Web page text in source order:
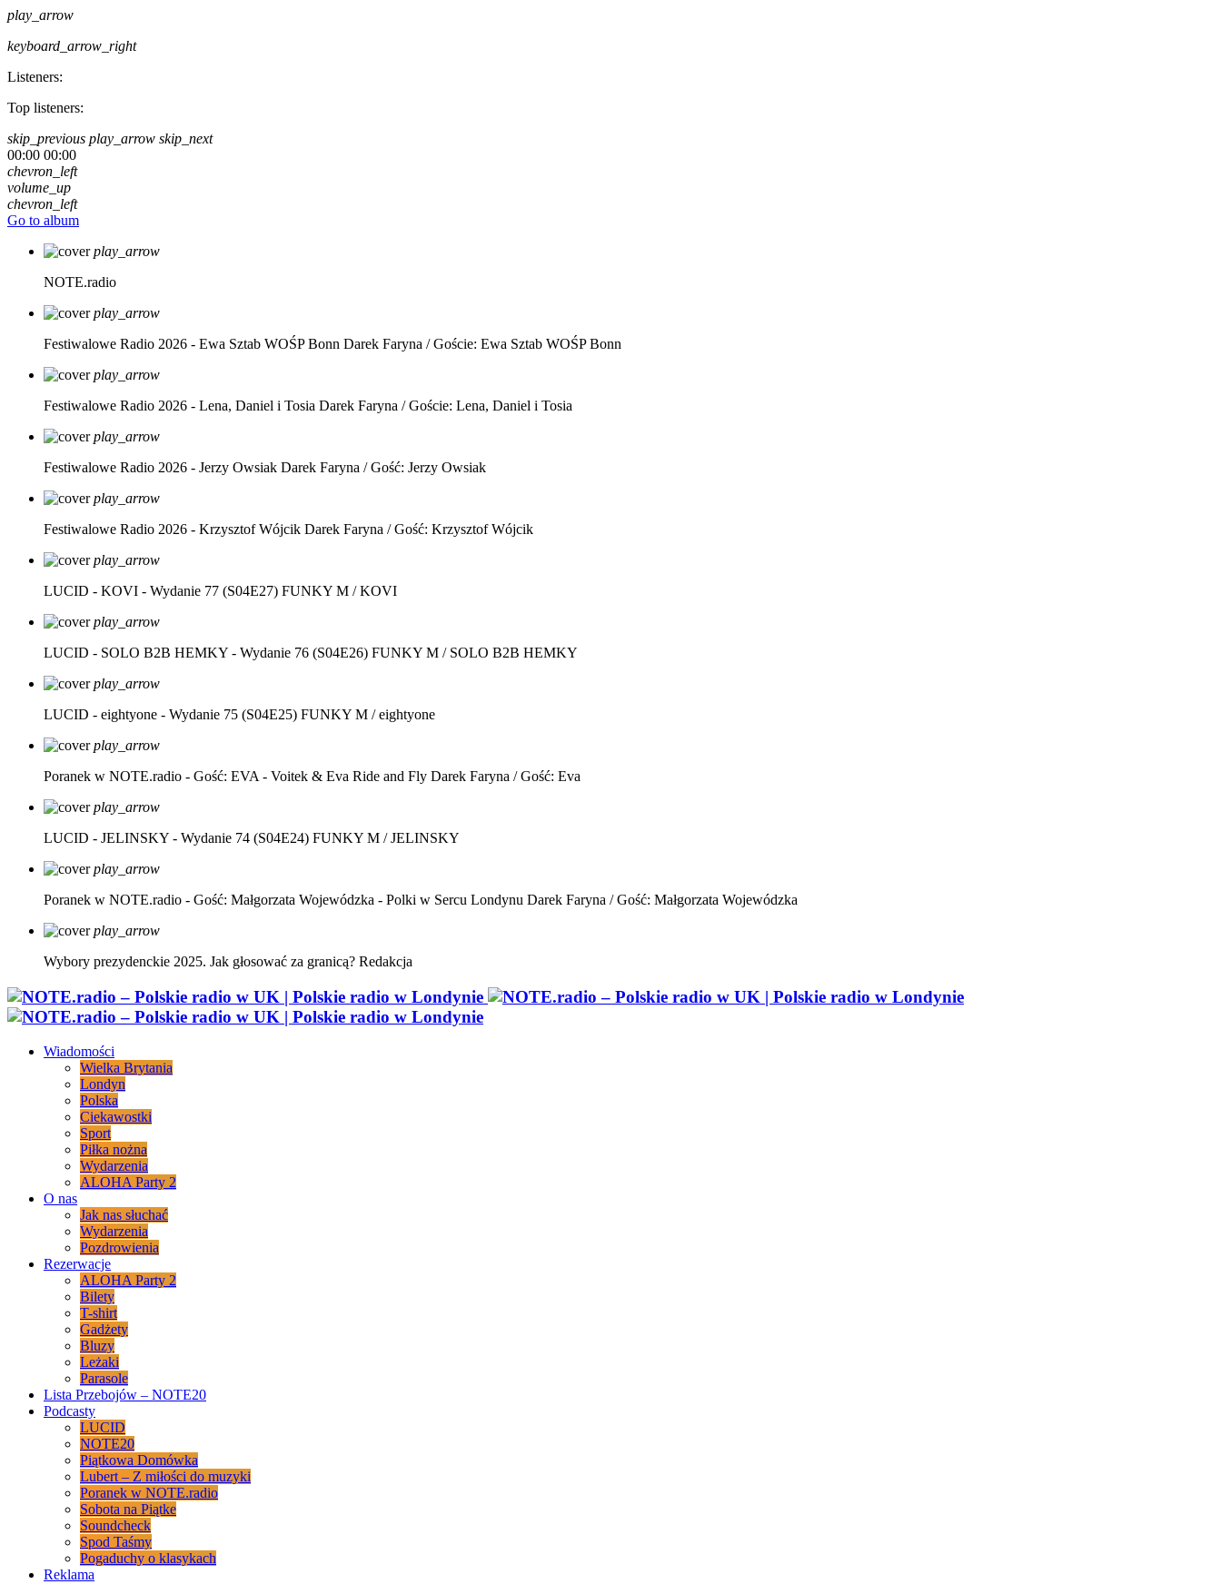
play_arrow
keyboard_arrow_right
Listeners:
Top listeners:
skip_previous play_arrow skip_next
00:00 00:00
chevron_left
volume_up
chevron_left
Go to album
play_arrow
NOTE.radio
play_arrow
Festiwalowe Radio 2026 - Ewa Sztab WOŚP Bonn Darek Faryna / Goście: Ewa Sztab WOŚP Bonn
play_arrow
Festiwalowe Radio 2026 - Lena, Daniel i Tosia Darek Faryna / Goście: Lena, Daniel i Tosia
play_arrow
Festiwalowe Radio 2026 - Jerzy Owsiak Darek Faryna / Gość: Jerzy Owsiak
play_arrow
Festiwalowe Radio 2026 - Krzysztof Wójcik Darek Faryna / Gość: Krzysztof Wójcik
play_arrow
LUCID - KOVI - Wydanie 77 (S04E27) FUNKY M / KOVI
play_arrow
LUCID - SOLO B2B HEMKY - Wydanie 76 (S04E26) FUNKY M / SOLO B2B HEMKY
play_arrow
LUCID - eightyone - Wydanie 75 (S04E25) FUNKY M / eightyone
play_arrow
Poranek w NOTE.radio - Gość: EVA - Voitek & Eva Ride and Fly Darek Faryna / Gość: Eva
play_arrow
LUCID - JELINSKY - Wydanie 74 (S04E24) FUNKY M / JELINSKY
play_arrow
Poranek w NOTE.radio - Gość: Małgorzata Wojewódzka - Polki w Sercu Londynu Darek Faryna / Gość: Małgorzata Wojewódzka
play_arrow
Wybory prezydenckie 2025. Jak głosować za granicą? Redakcja
Wiadomości
Wielka Brytania
Londyn
Polska
Ciekawostki
Sport
Piłka nożna
Wydarzenia
ALOHA Party 2
O nas
Jak nas słuchać
Wydarzenia
Pozdrowienia
Rezerwacje
ALOHA Party 2
Bilety
T-shirt
Gadżety
Bluzy
Leżaki
Parasole
Lista Przebojów – NOTE20
Podcasty
LUCID
NOTE20
Piątkowa Domówka
Lubert – Z miłości do muzyki
Poranek w NOTE.radio
Sobota na Piątke
Soundcheck
Spod Taśmy
Pogaduchy o klasykach
Reklama